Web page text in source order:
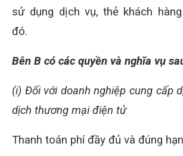
sử dụng dịch vụ, thẻ khách
đó.
Bên B có các quyền và nghĩa vụ
(i) Đối với doanh nghiệp cung cấp
dịch thương mại điện tử
Thanh toán phí đầy đủ và đúng